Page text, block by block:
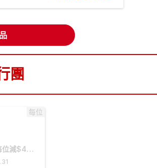
團
長線旅行團或長線郵輪假期每位減$420(2026 滙豐信用卡優惠)
每位